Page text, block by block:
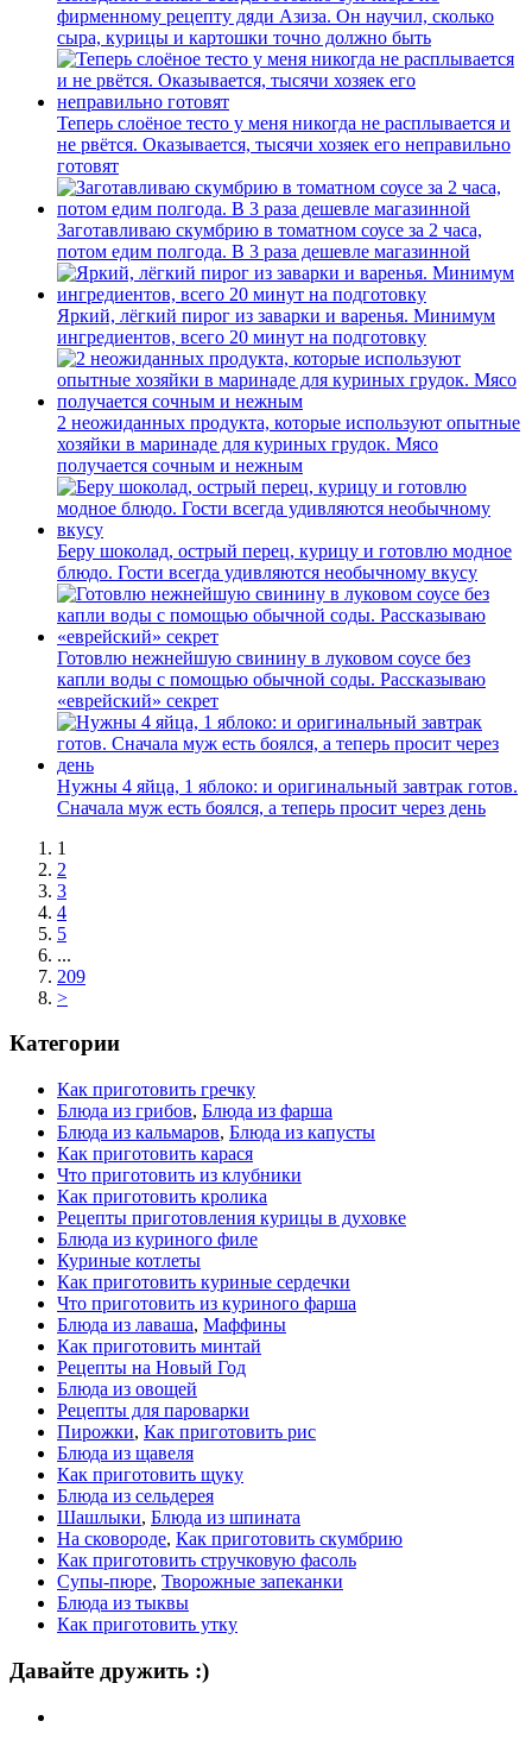
фирменному рецепту дяди Азиза. Он научил, сколько
сыра, курицы и картошки точно должно быть
Теперь слоёное тесто у меня никогда не расплывается и
не рвётся. Оказывается, тысячи хозяек его неправильно
готовят
Заготавливаю скумбрию в томатном соусе за 2 часа,
потом едим полгода. В 3 раза дешевле магазинной
Яркий, лёгкий пирог из заварки и варенья. Минимум
ингредиентов, всего 20 минут на подготовку
2 неожиданных продукта, которые используют опытные
хозяйки в маринаде для куриных грудок. Мясо
получается сочным и нежным
Беру шоколад, острый перец, курицу и готовлю модное
блюдо. Гости всегда удивляются необычному вкусу
Готовлю нежнейшую свинину в луковом соусе без
капли воды с помощью обычной соды. Рассказываю
«еврейский» секрет
Нужны 4 яйца, 1 яблоко: и оригинальный завтрак готов.
Сначала муж есть боялся, а теперь просит через день
1
2
3
4
5
...
209
>
Категории
Как приготовить гречку
Блюда из грибов, Блюда из фарша
Блюда из кальмаров, Блюда из капусты
Как приготовить карася
Что приготовить из клубники
Как приготовить кролика
Рецепты приготовления курицы в духовке
Блюда из куриного филе
Куриные котлеты
Как приготовить куриные сердечки
Что приготовить из куриного фарша
Блюда из лаваша, Маффины
Как приготовить минтай
Рецепты на Новый Год
Блюда из овощей
Рецепты для пароварки
Пирожки, Как приготовить рис
Блюда из щавеля
Как приготовить щуку
Блюда из сельдерея
Шашлыки, Блюда из шпината
На сковороде, Как приготовить скумбрию
Как приготовить стручковую фасоль
Супы-пюре, Творожные запеканки
Блюда из тыквы
Как приготовить утку
Давайте дружить :)